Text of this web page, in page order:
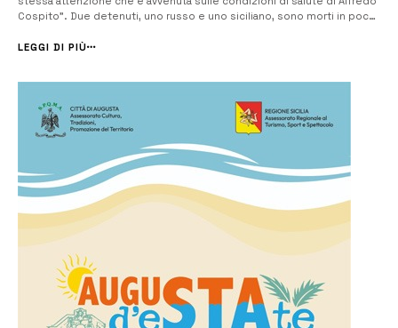
Cospito”. Due detenuti, uno russo e uno siciliano, sono morti in pochi
notizia è stata resa pubblica dal sindacato Polizia penitenziaria SIPP...
LEGGI DI PIÙ